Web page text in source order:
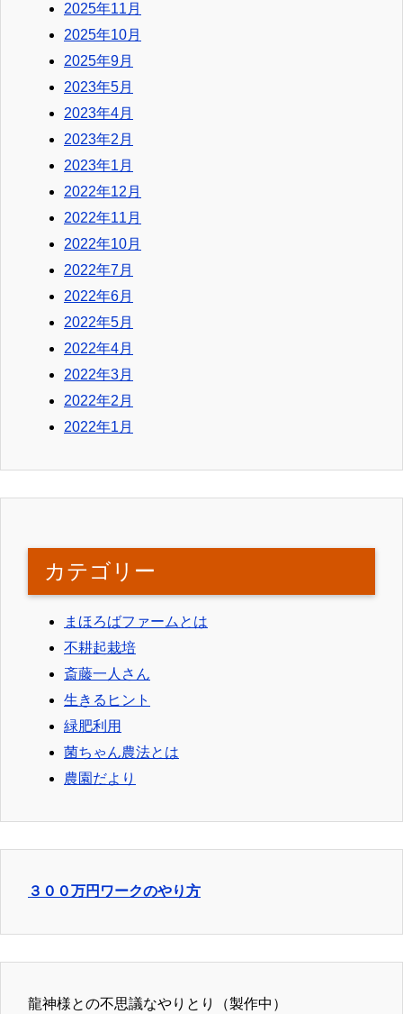
2025年11月
2025年10月
2025年9月
2023年5月
2023年4月
2023年2月
2023年1月
2022年12月
2022年11月
2022年10月
2022年7月
2022年6月
2022年5月
2022年4月
2022年3月
2022年2月
2022年1月
カテゴリー
まほろばファームとは
不耕起栽培
斎藤一人さん
生きるヒント
緑肥利用
菌ちゃん農法とは
農園だより
３００万円ワークのやり方
龍神様との不思議なやりとり（製作中）